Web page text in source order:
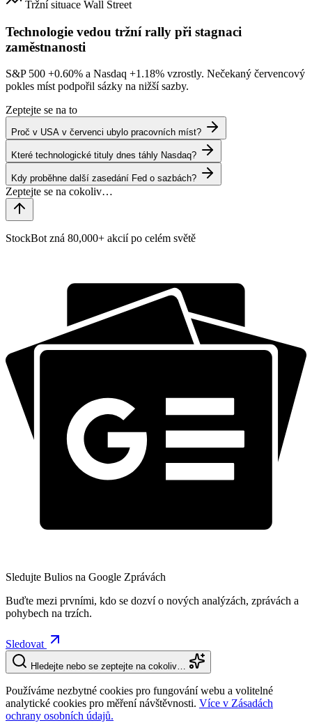
Tržní situace Wall Street
Technologie vedou tržní rally při stagnaci
zaměstnanosti
S&P 500 +0.60% a Nasdaq +1.18% vzrostly. Nečekaný červencový
pokles míst podpořil sázky na nižší sazby.
Zeptejte se na to
Proč v USA v červenci ubylo pracovních míst?
Které technologické tituly dnes táhly Nasdaq?
Kdy proběhne další zasedání Fed o sazbách?
StockBot zná 80,000+ akcií po celém světě
Sledujte Bulios na Google Zprávách
Buďte mezi prvními, kdo se dozví o nových analýzách, zprávách a
pohybech na trzích.
Sledovat
Hledejte nebo se zeptejte na cokoliv…
Používáme nezbytné cookies pro fungování webu a volitelné
analytické cookies pro měření návštěvnosti. Více v Zásadách
ochrany osobních údajů.